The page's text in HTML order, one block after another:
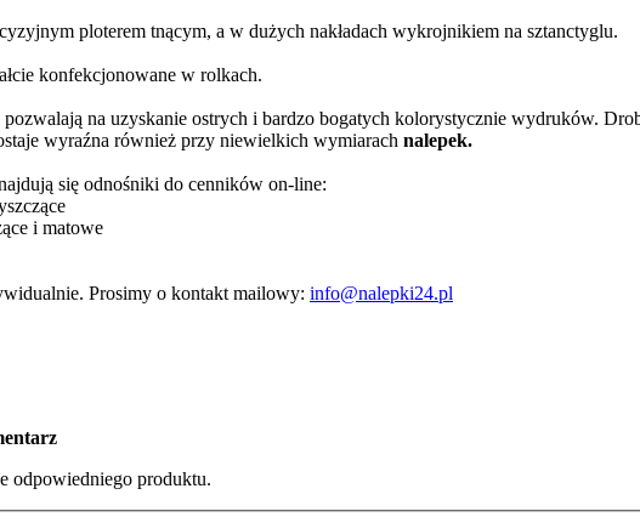
ploterem tnącym, a w dużych nakładach wykrojnikiem na sztanctyglu.
konfekcjonowane w rolkach.
na uzyskanie ostrych i bardzo bogatych kolorystycznie wydruków.
wyraźna również przy niewielkich wymiarach nalepek.
się odnośniki do cenników on-line:
i matowe
Prosimy o kontakt mailowy: info@nalepki24.pl
odpowiedniego produktu.